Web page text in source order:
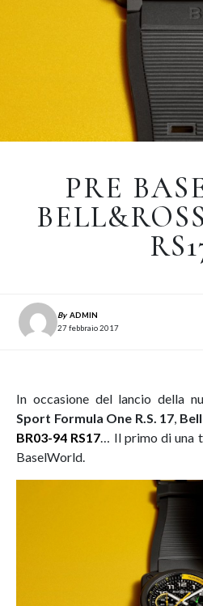
PRE
By ADMIN
27 febbraio 2017
In occasione del lancio della
Sport Formula One R.S. 17,
BR03-94 RS17… Il primo di una
BaselWorld.